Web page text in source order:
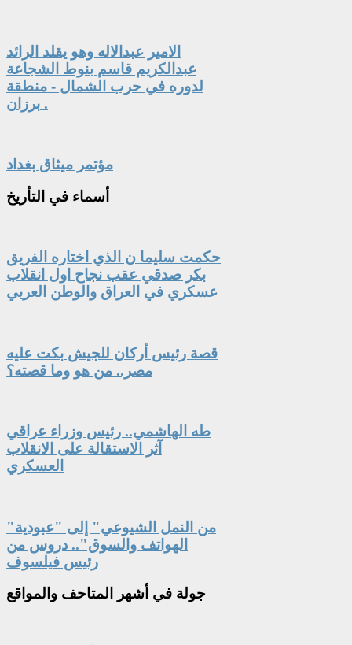
الامير عبدالاله وهو يقلد الرائد
عبدالكريم قاسم بنوط الشجاعة
لدوره في حرب الشمال - منطقة
برزان .
مؤتمر ميثاق بغداد
أسماء في التأريخ
حكمت سليما ن الذي اختاره الفريق
بكر صدقي عقب نجاح اول انقلاب
عسكري في العراق والوطن العربي
قصة رئيس أركان للجيش بكت عليه
مصر.. من هو وما قصته؟
طه الهاشمي.. رئيس وزراء عراقي
آثر الاستقالة على الانقلاب
العسكري
"من النمل الشيوعي" إلى "عبودية
الهواتف والسوق".. دروس من
رئيس فيلسوف
جولة في أشهر المتاحف والمواقع